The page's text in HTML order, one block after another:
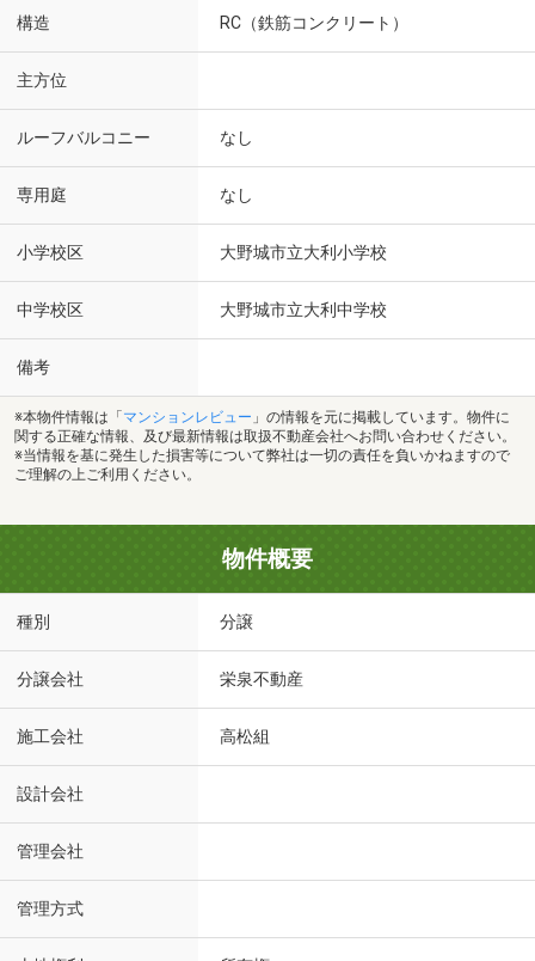
構造 RC（鉄筋コンクリート）
主方位
ルーフバルコニー なし
専用庭 なし
小学校区 大野城市立大利小学校
中学校区 大野城市立大利中学校
備考
※本物件情報は「 マンションレビュー 」の情報を元に掲載しています。物件に
関する正確な情報、及び最新情報は取扱不動産会社へお問い合わせください。
※当情報を基に発生した損害等について弊社は一切の責任を負いかねますので
ご理解の上ご利用ください。
物件概要
種別 分譲
分譲会社 栄泉不動産
施工会社 高松組
設計会社
管理会社
管理方式